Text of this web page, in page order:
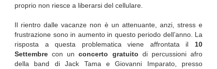
proprio non riesce a liberarsi del cellulare.
Il rientro dalle vacanze non è un attenuante, anzi, stress e
frustrazione sono in aumento in questo periodo dell’anno. La
risposta a questa problematica viene affrontata il 10
Settembre con unconcerto gratuito di percussioni afro
della band di Jack Tama e Giovanni Imparato, presso